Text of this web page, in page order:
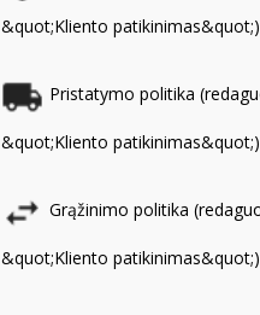
&quot;Kliento patikinimas&quot;)
Pristatymo politika
&quot;Kliento patikinimas&quot;)
Grąžinimo politika
&quot;Kliento patikinimas&quot;)